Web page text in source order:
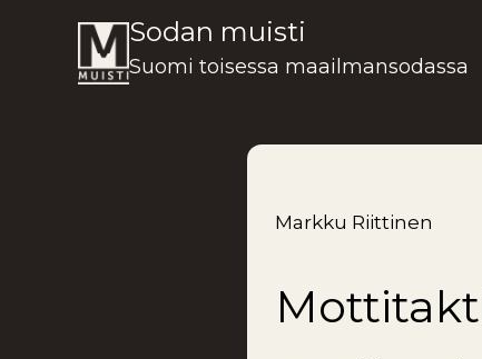
Sodan muisti
Suomi toisessa maailmansodassa
Markku Riittinen